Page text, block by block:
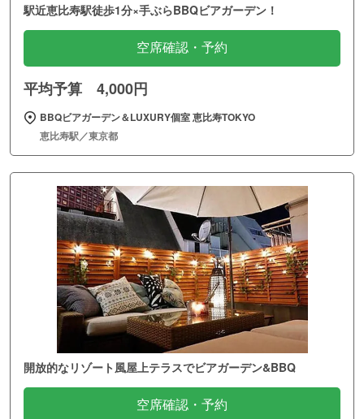
駅近恵比寿駅徒歩1分×手ぶらBBQビアガーデン！
空席確認・予約
平均予算 4,000円
BBQビアガーデン＆LUXURY個室 恵比寿TOKYO
恵比寿駅／東京都
開放的なリゾート風屋上テラスでビアガーデン&BBQ
空席確認・予約